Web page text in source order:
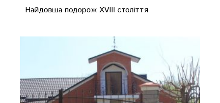
Найдовша подорож XVIII століття